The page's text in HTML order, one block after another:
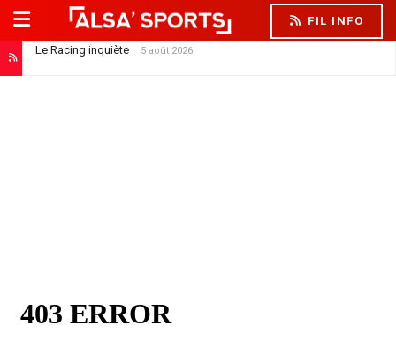
FIL INFO
Le Racing inquiète
5 août 2026
Hugo Oliveira : « Dîtes aux supporters de ne pas s’inquiéter »